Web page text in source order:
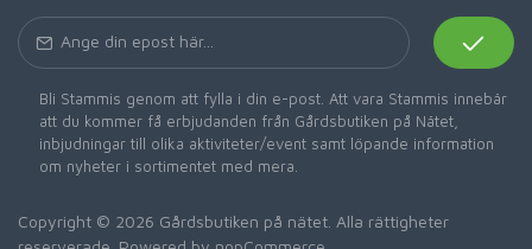
Bli Stammis genom att fylla i din e-post. Att vara Stammis innebär
att du kommer få erbjudanden från Gårdsbutiken på Nätet,
inbjudningar till olika aktiviteter/event samt löpande information
om nyheter i sortimentet med mera.
Copyright © 2026 Gårdsbutiken på nätet. Alla rättigheter